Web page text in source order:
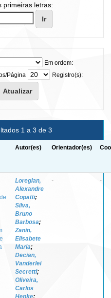
primeiras letras:
Em ordem:
Página
Registro(s):
1 a 3 de 3
Autor(es) Orientador(es)
Loregian,
Alexandre
Copatti;
Silva,
Bruno
Barbosa;
Zanin,
Elisabete
Maria;
Decian,
Vanderlei
Secretti;
Oliveira,
Carlos
Henke;
- -